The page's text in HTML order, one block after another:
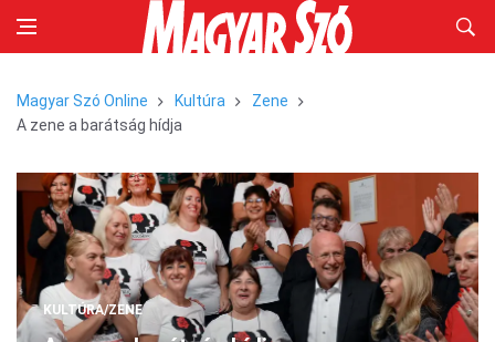
Magyar Szó Online Kultúra
Zene
A zene a barátság hídja
KULTÚRA/ZENE